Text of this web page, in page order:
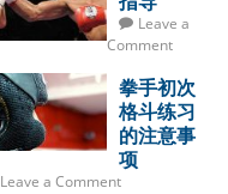
Leave a
Comment
拳手初次
格斗练习
的注意事
项
Leave a Comment